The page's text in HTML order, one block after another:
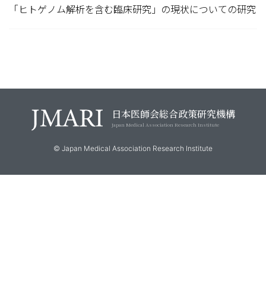
「ヒトゲノム解析を含む臨床研究」の現状についての研究
日本医師会総合政策研究機構
Japan Medical Association Research Institute
© Japan Medical Association Research Institute